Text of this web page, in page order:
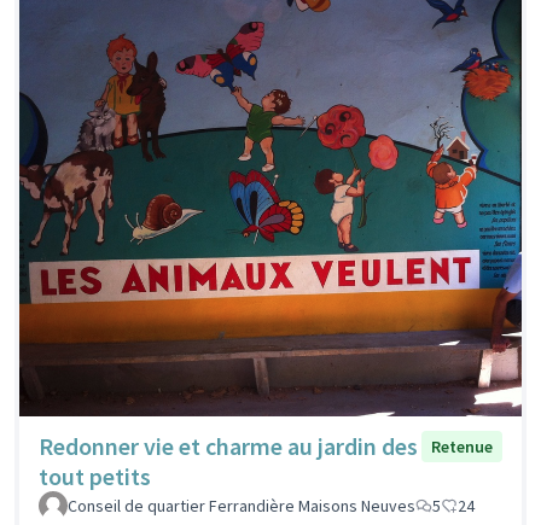
Redonner vie et charme au jardin des
tout petits
Retenue
Conseil de quartier Ferrandière Maisons Neuves 5 24